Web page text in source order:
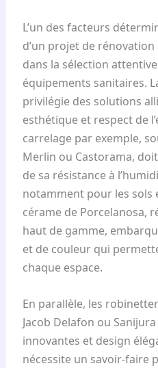
L’un des facteurs
d’un projet de
dans la sélection
équipements sanitaires.
privilégie des solutions
esthétique et respect de
carrelage par exemple,
Merlin ou Castorama,
de sa résistance à
notamment pour les sols
cérame de Porcelanosa,
haut de gamme,
et de couleur qui
chaque espace.
En parallèle, les
Jacob Delafon ou
innovantes et design
nécessite un savoir-faire